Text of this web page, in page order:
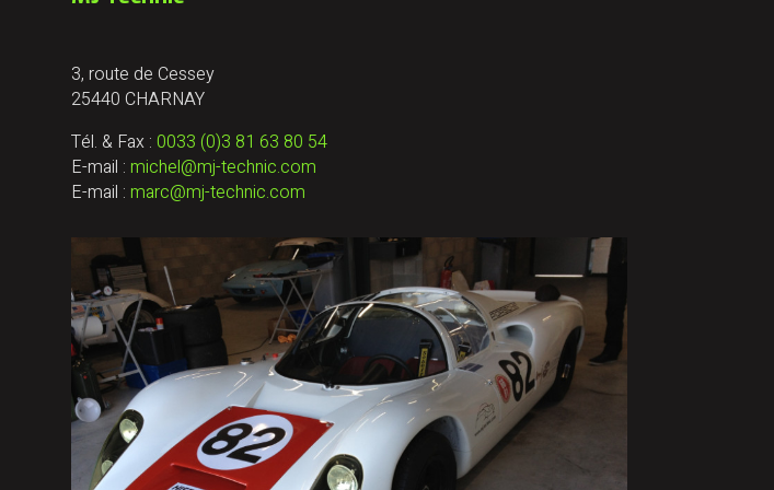
3, route de Cessey
25440 CHARNAY
Tél. & Fax : 0033 (0)3 81 63 80 54
E-mail : michel@mj-technic.com
E-mail : marc@mj-technic.com